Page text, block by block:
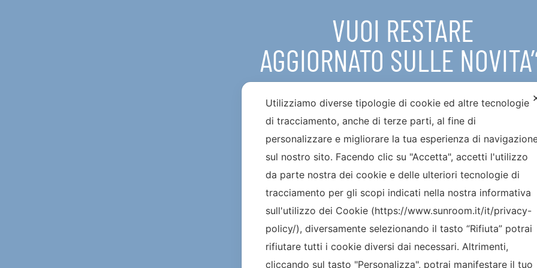
VUOI RESTARE
AGGIORNATO SULLE
Ho preso visione della Privacy policy . Autorizzo il trattamento dei miei
promozionale
Utilizziamo diverse tipologie di cookie ed altre tecnologie
di tracciamento, anche di terze parti, al fine di
personalizzare e migliorare la tua esperienza di
sul nostro sito. Facendo clic su "Accetta", accetti l'utilizzo
da parte nostra dei cookie e delle ulteriori tecnologie di
tracciamento per gli scopi indicati nella nostra informativa
sull'utilizzo dei Cookie (https://www.sunroom.it/it/privacy-
policy/), diversamente selezionando il tasto “Rifiuta” potrai
rifiutare tutti i cookie diversi dai necessari. Altrimenti,
cliccando sul tasto "Personalizza", potrai manifestare il tuo